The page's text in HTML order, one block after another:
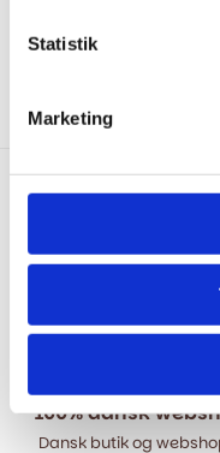
Statistik
Marketing
Prisgaranti
Vi har Danmarks billigste
100% dansk
Dansk butik og